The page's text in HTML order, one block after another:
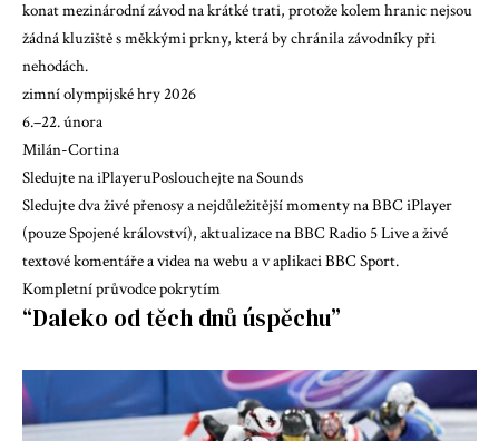
konat mezinárodní závod na krátké trati, protože kolem hranic nejsou
žádná kluziště s měkkými prkny, která by chránila závodníky při
nehodách.
zimní olympijské hry 2026
6.–22. února
Milán-Cortina
Sledujte na iPlayeruPoslouchejte na Sounds
Sledujte dva živé přenosy a nejdůležitější momenty na BBC iPlayer
(pouze Spojené království), aktualizace na BBC Radio 5 Live a živé
textové komentáře a videa na webu a v aplikaci BBC Sport.
Kompletní průvodce pokrytím
“Daleko od těch dnů úspěchu”